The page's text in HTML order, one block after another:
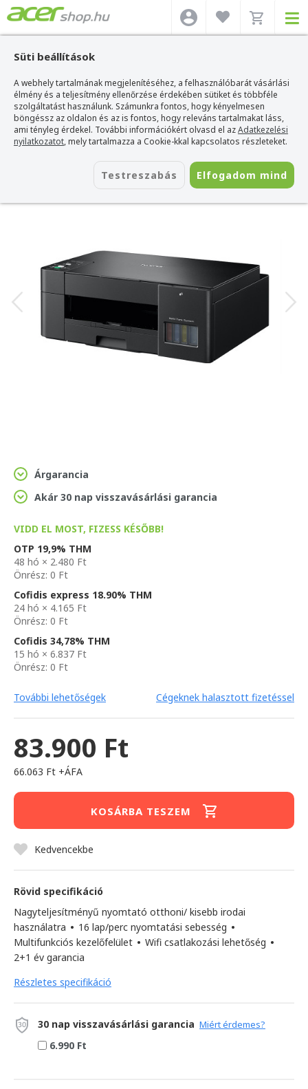
Süti beállítások
A webhely tartalmának megjelenítéséhez, a felhasználóbarát vásárlási
élmény és a teljesítmény ellenőrzése érdekében sütiket és többféle
szolgáltatást használunk. Számunkra fontos, hogy kényelmesen
böngéssz az oldalon és az is fontos, hogy releváns tartalmakat láss,
ami tényleg érdekel. További információkért olvasd el azAdatkezelési
nyilatkozatot, mely tartalmazza a Cookie-kkal kapcsolatos részleteket.
Testreszabás Elfogadom mind
Acer webshop>Kiegészítők>Nyomtatók> Brother Nyomtatók >Brother
DCP-T425W színes multifunkciós tintasugaras nyomtató
Brother DCP-T425W színes
multifunkciós tintasugaras nyomtató
Azonosító: DCPT425WYJ1
Árgarancia
Akár 30 nap visszavásárlási garancia
VIDD EL MOST, FIZESS KÉSŐBB!
OTP 19,9% THM
48 hó × 2.480 Ft
Önrész: 0 Ft
Cofidis express 18.90% THM
24 hó × 4.165 Ft
Önrész: 0 Ft
Cofidis 34,78% THM
15 hó × 6.837 Ft
Önrész: 0 Ft
További lehetőségek Cégeknek halasztott fizetéssel
83.900 Ft
66.063 Ft +ÁFA
KOSÁRBA TESZEM
Kedvencekbe
Rövid specifikáció
Nagyteljesítményű nyomtató otthoni/ kisebb irodai
használatra • 16 lap/perc nyomtatási sebesség •
Multifunkciós kezelőfelület • Wifi csatlakozási lehetőség •
2+1 év garancia
Részletes specifikáció
30 nap visszavásárlási garancia Miért érdemes?
6.990 Ft